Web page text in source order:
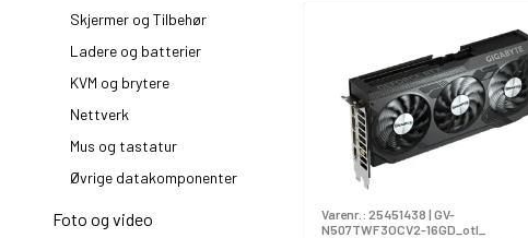
Skjermer og Tilbehør
Ladere og batterier
KVM og brytere
Nettverk
Mus og tastatur
Øvrige datakomponenter
Foto og video Varenr.: 25451438 | GV-
N507TWF3OCV2-16GD_otl_